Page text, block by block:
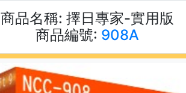
商品名稱: 擇日專家-實用版
商品編號: 908A